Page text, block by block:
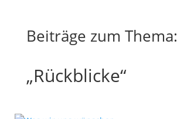
Beiträge zum Thema:
„Rückblicke“